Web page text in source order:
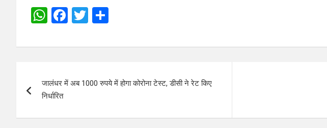
W
at
A
p
p
F
ce
o
k
T
tt ar
navigation
जालंधर में अब 1000 रुपये में होगा कोरोना टेस्ट, डीसी ने रेट किए
निर्धारित